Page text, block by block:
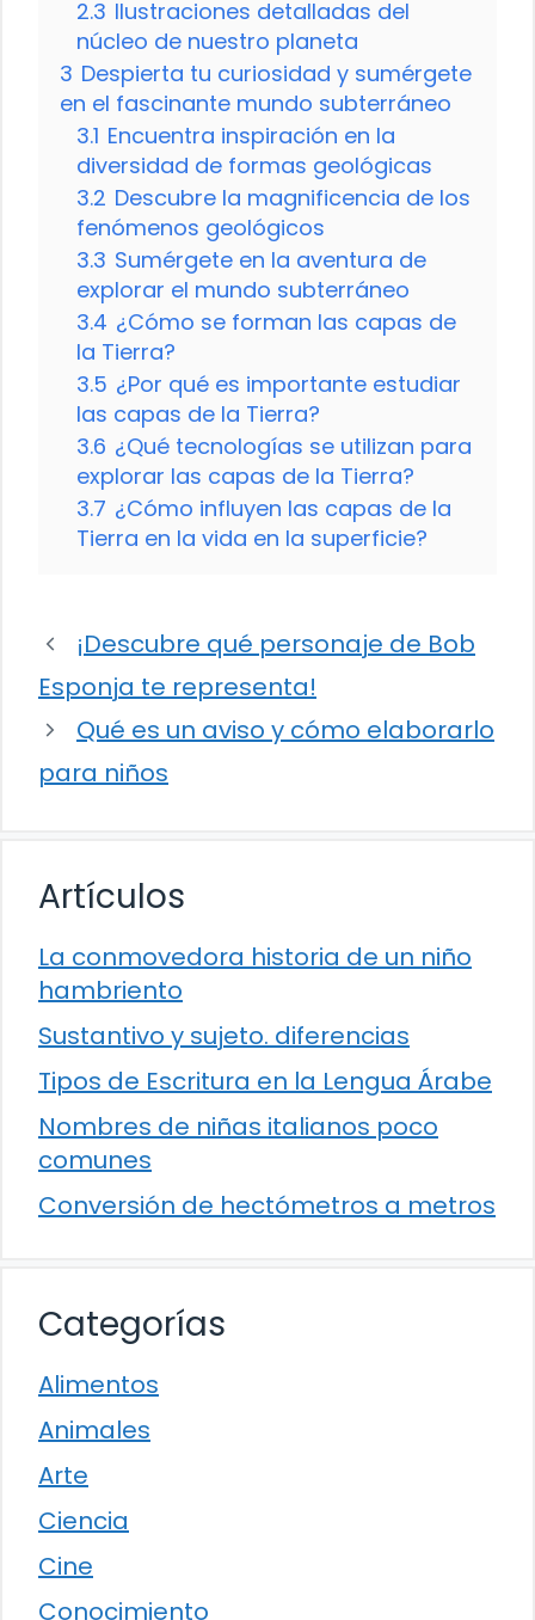
2.3 Ilustraciones detalladas del
núcleo de nuestro planeta
3 Despierta tu curiosidad y sumérgete
en el fascinante mundo subterráneo
3.1 Encuentra inspiración en la
diversidad de formas geológicas
3.2 Descubre la magnificencia de los
fenómenos geológicos
3.3 Sumérgete en la aventura de
explorar el mundo subterráneo
3.4 ¿Cómo se forman las capas de
la Tierra?
3.5 ¿Por qué es importante estudiar
las capas de la Tierra?
3.6 ¿Qué tecnologías se utilizan para
explorar las capas de la Tierra?
3.7 ¿Cómo influyen las capas de la
Tierra en la vida en la superficie?
¡Descubre qué personaje de Bob
Esponja te representa!
Qué es un aviso y cómo elaborarlo
para niños
Artículos
La conmovedora historia de un niño
hambriento
Sustantivo y sujeto. diferencias
Tipos de Escritura en la Lengua Árabe
Nombres de niñas italianos poco
comunes
Conversión de hectómetros a metros
Categorías
Alimentos
Animales
Arte
Ciencia
Cine
Conocimiento